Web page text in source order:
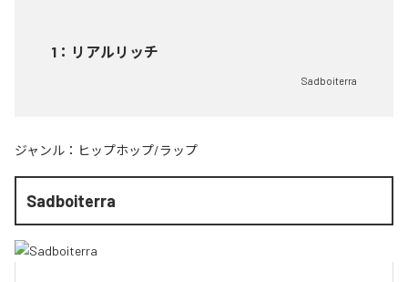
1 ： リアルリッチ
Sadboiterra
ジャンル： ヒップホップ/ラップ
Sadboiterra